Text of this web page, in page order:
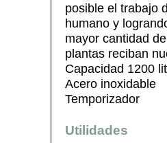
posible el trabajo
humano y
mayor cantidad
plantas reciban
Capacidad 1200
Acero inoxidable
Temporizador
Utilidades